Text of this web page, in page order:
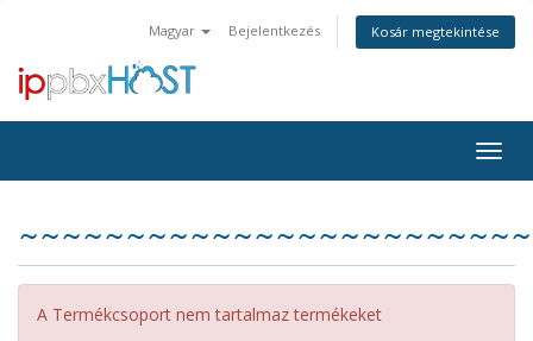
Magyar Bejelentkezés Kosár megtekintése
A Termékcsoport nem tartalmaz termékeket